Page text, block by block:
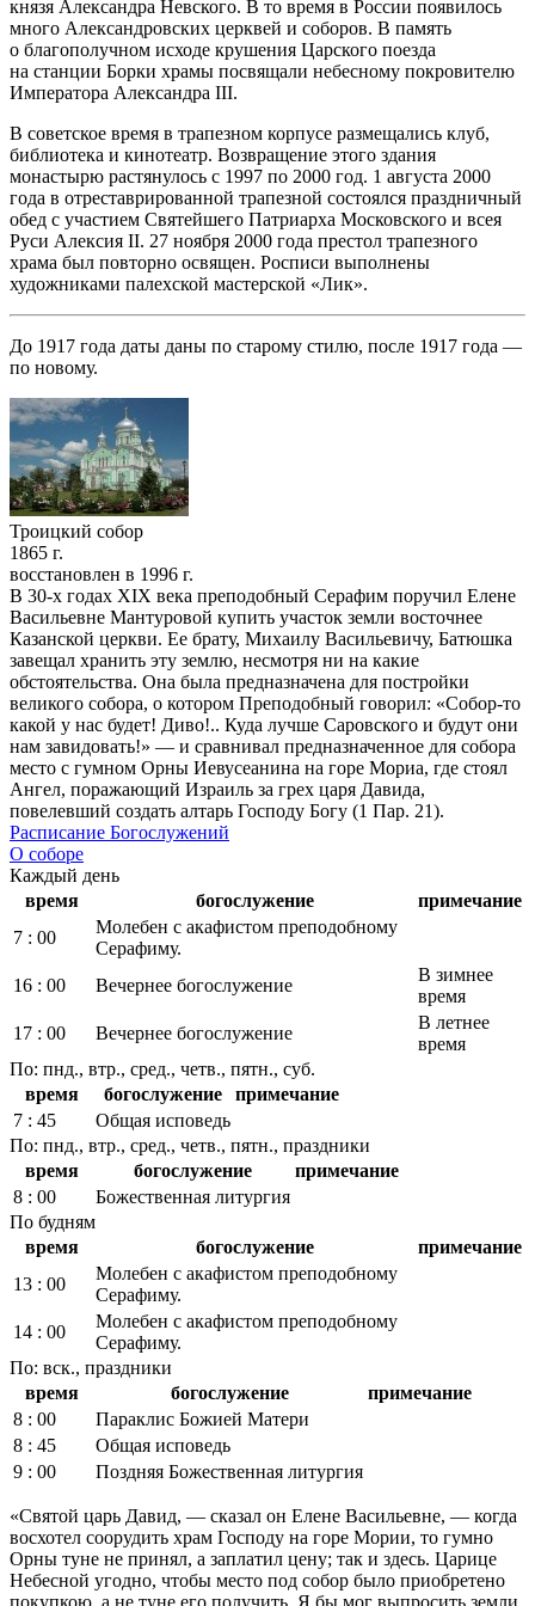
князя Александра Невского. В то время в России появилось
много Александровских церквей и соборов. В память
о благополучном исходе крушения Царского поезда
на станции Борки храмы посвящали небесному покровителю
Императора Александра III.
В советское время в трапезном корпусе размещались клуб,
библиотека и кинотеатр. Возвращение этого здания
монастырю растянулось с 1997 по 2000 год. 1 августа 2000
года в отреставрированной трапезной состоялся праздничный
обед с участием Святейшего Патриарха Московского и всея
Руси Алексия II. 27 ноября 2000 года престол трапезного
храма был повторно освящен. Росписи выполнены
художниками палехской мастерской «Лик».
До 1917 года даты даны по старому стилю, после 1917 года —
по новому.
Троицкий собор
1865 г.
восстановлен в 1996 г.
В 30-х годах XIX века преподобный Серафим поручил Елене
Васильевне Мантуровой купить участок земли восточнее
Казанской церкви. Ее брату, Михаилу Васильевичу, Батюшка
завещал хранить эту землю, несмотря ни на какие
обстоятельства. Она была предназначена для постройки
великого собора, о котором Преподобный говорил: «Собор-то
какой у нас будет! Диво!.. Куда лучше Саровского и будут они
нам завидовать!» — и сравнивал предназначенное для собора
место с гумном Орны Иевусеанина на горе Мориа, где стоял
Ангел, поражающий Израиль за грех царя Давида,
повелевший создать алтарь Господу Богу (1 Пар. 21).
Расписание Богослужений
О соборе
Каждый день
время
богослужение
примечание
7 : 00
Молебен с акафистом преподобному
Серафиму.
16 : 00
Вечернее богослужение
В зимнее
время
17 : 00
Вечернее богослужение
В летнее
время
По: пнд., втр., сред., четв., пятн., суб.
время
богослужение
примечание
7 : 45
Общая исповедь
По: пнд., втр., сред., четв., пятн., праздники
время
богослужение
примечание
8 : 00
Божественная литургия
По будням
время
богослужение
примечание
13 : 00
Молебен с акафистом преподобному
Серафиму.
14 : 00
Молебен с акафистом преподобному
Серафиму.
По: вск., праздники
время
богослужение
примечание
8 : 00
Параклис Божией Матери
8 : 45
Общая исповедь
9 : 00
Поздняя Божественная литургия
«Святой царь Давид, — сказал он Елене Васильевне, — когда
восхотел соорудить храм Господу на горе Мории, то гумно
Орны туне не принял, а заплатил цену; так и здесь. Царице
Небесной угодно, чтобы место под собор было приобретено
покупкою, а не туне его получить. Я бы мог выпросить земли,